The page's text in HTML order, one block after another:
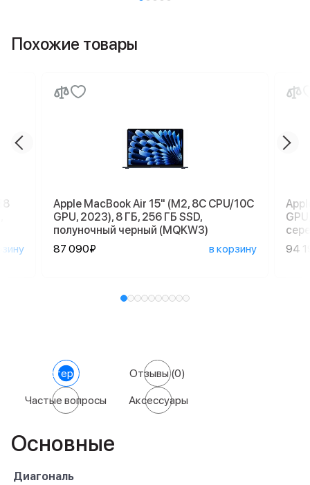
Похожие товары
Apple MacBook Air 15" (M2, 8C CPU/10C
GPU, 2023), 8 ГБ, 256 ГБ SSD,
полуночный черный (MQKW3)
87 090₽
в корзину
94
Характеристики Отзывы(0)
Частые вопросы Аксессуары
Основные
Диагональ